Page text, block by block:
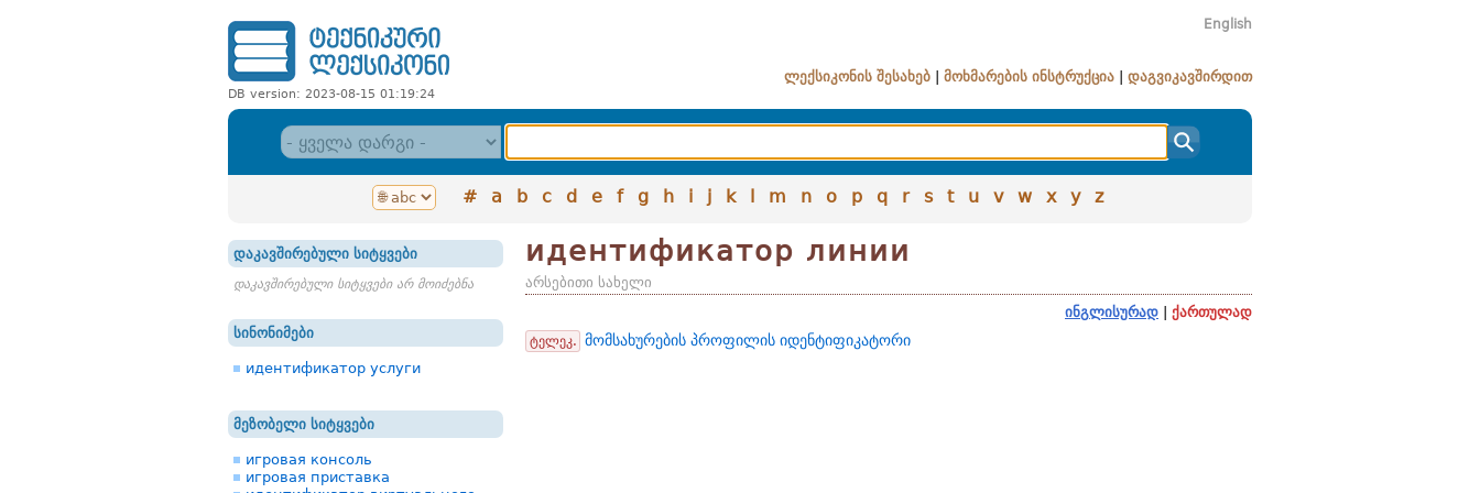
DB version: 2023-08-15 01:19:24
English
ლექსიკონის შესახებ მოხმარების ინსტრუქცია დაგვიკავშირდით
# a b c d e f g h i j k l m n o p q r s t u v w x y z
დაკავშირებული სიტყვები
დაკავშირებული სიტყვები არ მოიძებნა
სინონიმები
идентификатор услуги
მეზობელი სიტყვები
игровая консоль
игровая приставка
идентификатор линии
არსებითი სახელი
ინგლისურად
ქართულად
ტელეკ. მომსახურების პროფილის იდენტიფიკატორი